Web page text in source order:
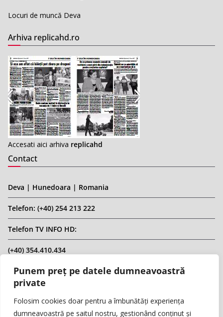
Punem preț pe datele dumneavoastră
private
Folosim cookies doar pentru a îmbunătăți experiența
dumneavoastră pe saitul nostru, gestionând conținut și
Locuri de muncă Deva
Arhiva replicahd.ro
Accesati aici arhiva replicahd
Contact
Deva | Hunedoara | Romania
Telefon: (+40) 254 213 222
Telefon TV INFO HD:
(+40) 354.410.434
Email: infohd20@gmail.com
Website: www.replicahd.ro